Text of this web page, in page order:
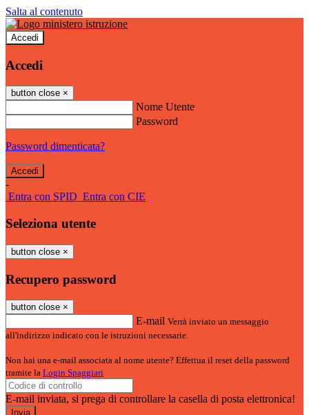
Salta al contenuto
Accedi
Accedi
button close ×
Nome Utente
Password
Password dimenticata?
-
Entra con SPID Entra con CIE
Seleziona utente
button close ×
Recupero password
button close ×
E-mail Verrà inviato un messaggio
all'indirizzo indicato con le istruzioni necessarie.
Non hai una e-mail associata al nome utente? Effettua il reset della password
tramite la Login Spaggiari
E-mail inviata, si prega di controllare la casella di posta elettronica!